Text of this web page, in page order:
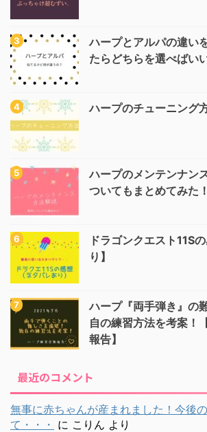
ハープとアルパの違い
たらどちらを選べばい
ハープのチューニング
ハープのメンテンナン
ついてもまとめてみた！
ドラゴンクエスト11S
り】
ハープ『両手弾き』の
自の練習方法を考案！
報告】
最近のコメント
無事に赤ちゃんが産まれました！今後
て・・・ に こりん より